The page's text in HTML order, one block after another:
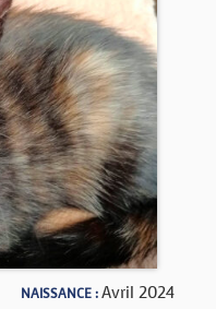
NAISSANCE :Avril 2024